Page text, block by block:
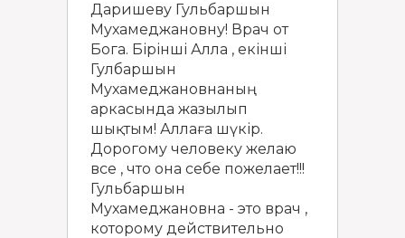
Даришеву Гульбаршын
Мухамеджановну! Врач от
Бога. Бірінші Алла , екінші
Гулбаршын
Мухамеджановнаның
аркасында жазылып
шықтым! Аллаға шүкір.
Дорогому человеку желаю
все , что она себе пожелает!!!
Гульбаршын
Мухамеджановна - это врач ,
которому действительно